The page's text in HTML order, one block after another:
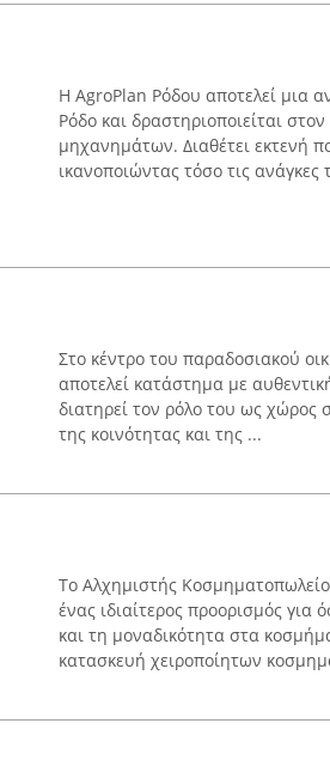
Η AgroPlan Ρόδου αποτελεί μια
Ρόδο και δραστηριοποιείται
μηχανημάτων. Διαθέτει εκτενή
ικανοποιώντας τόσο τις
Στο κέντρο του παραδοσιακού
αποτελεί κατάστημα με
διατηρεί τον ρόλο του ως χώρος
της κοινότητας και της ...
Το Αλχημιστής
ένας ιδιαίτερος προορισμός για
και τη μοναδικότητα στα
κατασκευή χειροποίητων